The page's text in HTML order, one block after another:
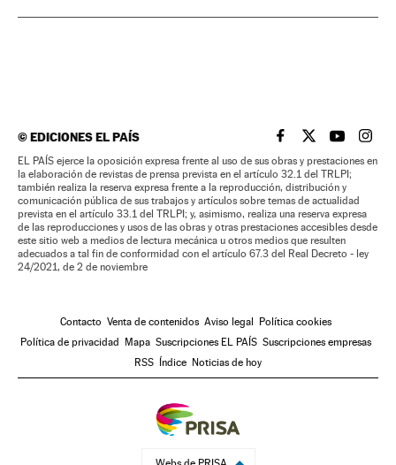
©EDICIONES EL PAÍS EL PAÍS BRASIL EN
EL PAÍSEL PAÍS
EL
EL PAÍS ejerce la oposición expresa frente al uso de sus obras y prestaciones en
la elaboración de revistas de prensa prevista en el artículo 32.1 del TRLPI;
también realiza la reserva expresa frente a la reproducción, distribución y
comunicación pública de sus trabajos y artículos sobre temas de actualidad
prevista en el artículo 33.1 del TRLPI; y, asimismo, realiza una reserva expresa
de las reproducciones y usos de las obras y otras prestaciones accesibles desde
este sitio web a medios de lectura mecánica u otros medios que resulten
adecuados a tal fin de conformidad con el artículo 67.3 del Real Decreto - ley
24/2021, de 2 de noviembre
Contacto Venta de contenidos Aviso legal
Política cookies
Política de privacidad
Mapa Suscripciones EL PAÍS Suscripciones empresas
RSS
Índice Noticias de hoy